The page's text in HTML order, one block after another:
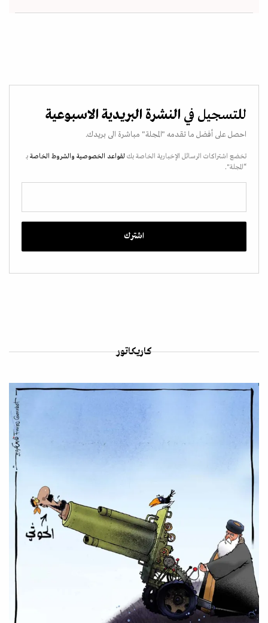
للتسجيل في النشرة البريدية الاسبوعية
احصل على أفضل ما تقدمه "المجلة" مباشرة الى بريدك.
تخضع اشتراكات الرسائل الإخبارية الخاصة بك لقواعد الخصوصية والشروط الخاصة بـ
“المجلة".
كاريكاتور